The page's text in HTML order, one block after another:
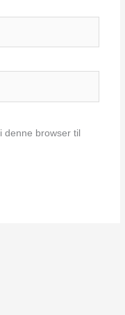
browser til